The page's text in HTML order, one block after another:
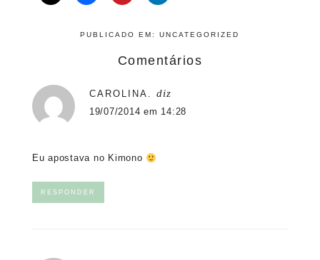
PUBLICADO EM:UNCATEGORIZED
Comentários
CAROLINA. diz
19/07/2014 em 14:28
Eu apostava no Kimono
RESPONDER